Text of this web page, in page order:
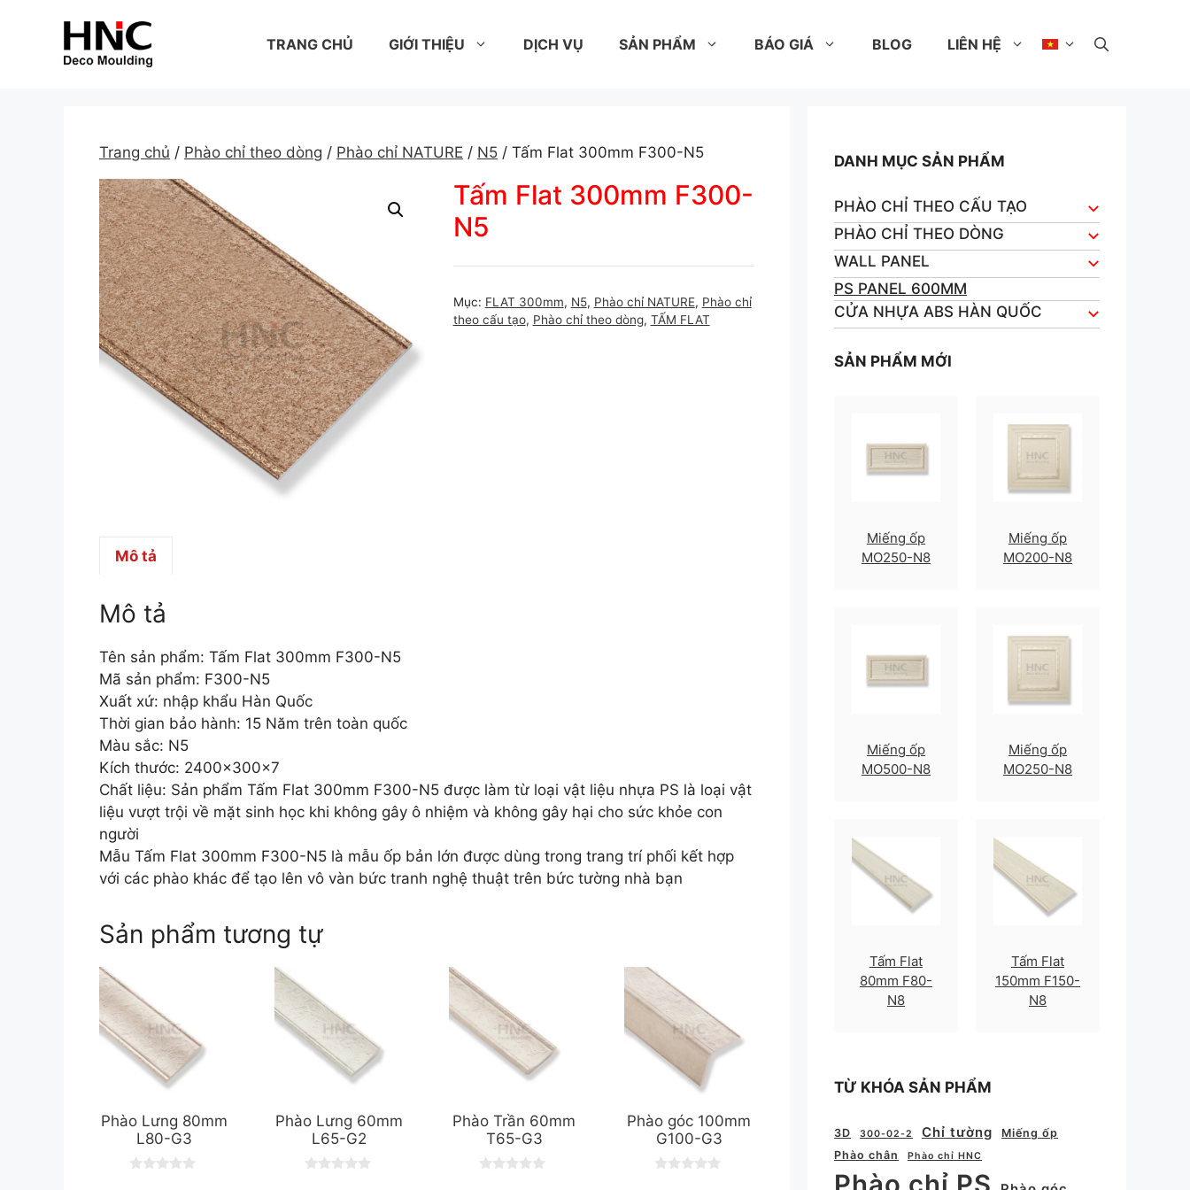
TRANG CHỦ GIỚI THIỆU DỊCH VỤ SẢN PHẨM BÁO GIÁ BLOG LIÊN HỆ
Trang chủ / Phào chỉ theo dòng / Phào chỉ NATURE / N5 / Tấm Flat 300mm F300-N5
Tấm Flat 300mm F300-
N5
Mục: FLAT 300mm, N5, Phào chỉ NATURE, Phào chỉ
theo cấu tạo, Phào chỉ theo dòng, TẤM FLAT
Mô tả
Mô tả
Tên sản phẩm: Tấm Flat 300mm F300-N5
Mã sản phẩm: F300-N5
Xuất xứ: nhập khẩu Hàn Quốc
Thời gian bảo hành: 15 Năm trên toàn quốc
Màu sắc: N5
Kích thước: 2400x300x7
Chất liệu: Sản phẩm Tấm Flat 300mm F300-N5 được làm từ loại vật liệu nhựa PS là loại vật
liệu vượt trội về mặt sinh học khi không gây ô nhiệm và không gây hại cho sức khỏe con
người
Mẫu Tấm Flat 300mm F300-N5 là mẫu ốp bản lớn được dùng trong trang trí phối kết hợp
với các phào khác để tạo lên vô vàn bức tranh nghệ thuật trên bức tường nhà bạn
Sản phẩm tương tự
Phào Lưng 80mm
L80-G3
Phào Lưng 60mm
L65-G2
Phào Trần 60mm
T65-G3
Phào góc 100mm
G100-G3
DANH MỤC SẢN PHẨM
PHÀO CHỈ THEO CẤU TẠO
PHÀO CHỈ THEO DÒNG
WALL PANEL
PS PANEL 600MM
CỬA NHỰA ABS HÀN QUỐC
SẢN PHẨM MỚI
Miếng ốp
MO250-N8
Miếng ốp
MO200-N8
Miếng ốp
MO500-N8
Miếng ốp
MO250-N8
Tấm Flat
80mm F80-
N8
Tấm Flat
150mm F150-
N8
TỪ KHÓA SẢN PHẨM
3D 300-02-2 Chỉ tường
Miếng ốp
Phào chân
Phào chỉ HNC